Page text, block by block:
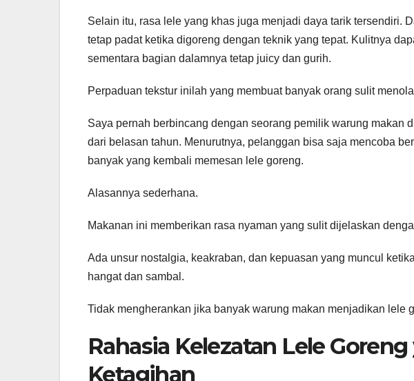
Selain itu, rasa lele yang khas juga menjadi daya tarik tersendiri.
tetap padat ketika digoreng dengan teknik yang tepat. Kulitnya
sementara bagian dalamnya tetap juicy dan gurih.
Perpaduan tekstur inilah yang membuat banyak orang sulit
Saya pernah berbincang dengan seorang pemilik warung makan
dari belasan tahun. Menurutnya, pelanggan bisa saja mencoba
banyak yang kembali memesan lele goreng.
Alasannya sederhana.
Makanan ini memberikan rasa nyaman yang sulit dijelaskan
Ada unsur nostalgia, keakraban, dan kepuasan yang muncul
hangat dan sambal.
Tidak mengherankan jika banyak warung makan menjadikan lele
Rahasia Kelezatan Lele
Ketagihan